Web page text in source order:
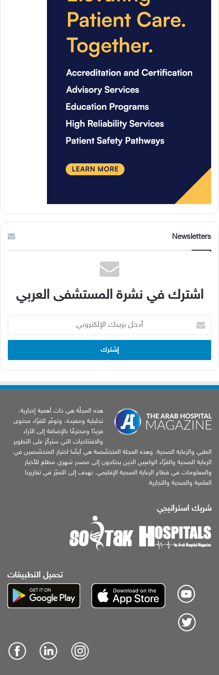
Newsletters
اشترك في نشرة المستشفى العربي
أدخل
بريدك
الإلكتروني
هذه المجلّة هي ذات أهمية إخبارية،
تحليلية ومفيدة، وتوفّر للقرّاء محتوى
فريدًا ومحترفًا بالإضافة إلى الآراء
والافتتاحيات التي ستركّز على التطوير
الطبي والرعاية الصحية. وهذه المجلة المتخصّصة هي أيضًا اختيار المتخصّصين في
الرعاية الصحية والقرّاء الواعيين الذين يحتاجون إلى مصدر شهري مطلع للأخبار
والمعلومات في قطاع الرعاية الصحية الإقليمي. نهدف إلى التميّز في تقاريرنا
العلمية والصحية والتجارية.
شريك استراتيجي
تحميل التطبيقات